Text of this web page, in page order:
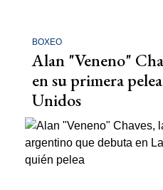
BOXEO
Alan "Veneno"
en su primera
Unidos